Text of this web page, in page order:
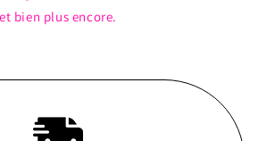
et bien plus encore.